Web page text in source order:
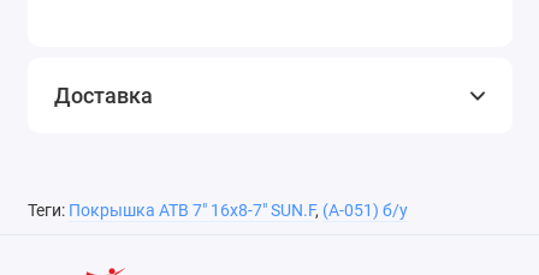
Доставка
Теги: Покрышка АТВ 7" 16x8-7" SUN.F, (A-051) б/у